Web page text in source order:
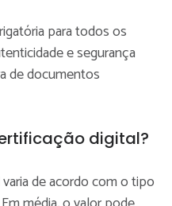
para todos os
e segurança
de documentos
digital?
de acordo com o tipo